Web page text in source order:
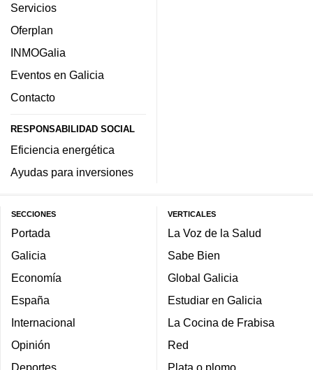
Servicios
Oferplan
INMOGalia
Eventos en Galicia
Contacto
RESPONSABILIDAD SOCIAL
Eficiencia energética
Ayudas para inversiones
SECCIONES
Portada
Galicia
Economía
España
Internacional
Opinión
Deportes
VERTICALES
La Voz de la Salud
Sabe Bien
Global Galicia
Estudiar en Galicia
La Cocina de Frabisa
Red
Plata o plomo